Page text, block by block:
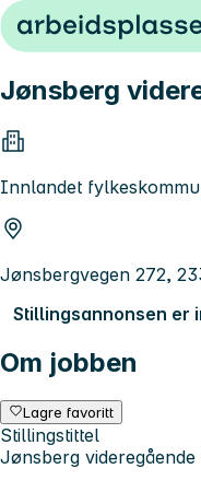
Hopp til innhold
Jønsberg
Innlandet
Jønsbergvegen 272,
Stillingsannonsen er
Om jobben
Lagre favoritt
Stillingstittel
Jønsberg